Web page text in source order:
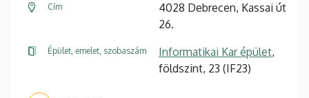
Cím
4028 Debrecen, Kassai út
26.
Épület, emelet, szobaszám Informatikai Kar épület,
földszint, 23 (IF23)